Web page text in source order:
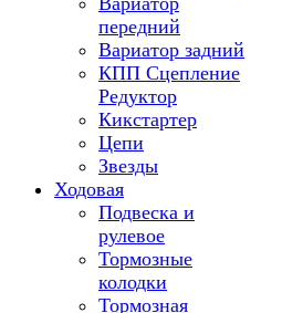
передний
Вариатор задний
КПП Сцепление
Редуктор
Кикстартер
Цепи
Звезды
Ходовая
Подвеска и
рулевое
Тормозные
колодки
Тормозная